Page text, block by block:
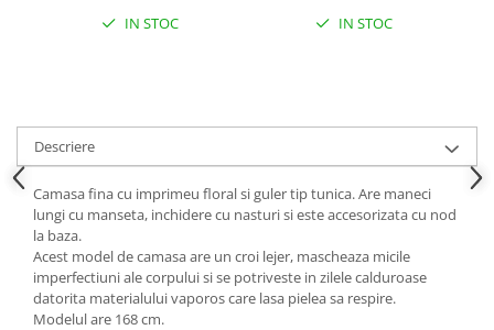
IN STOC IN STOC
Descriere
Camasa fina cu imprimeu floral si guler tip tunica. Are maneci
lungi cu manseta, inchidere cu nasturi si este accesorizata cu nod
la baza.
Acest model de camasa are un croi lejer, mascheaza micile
imperfectiuni ale corpului si se potriveste in zilele calduroase
datorita materialului vaporos care lasa pielea sa respire.
Modelul are 168 cm.